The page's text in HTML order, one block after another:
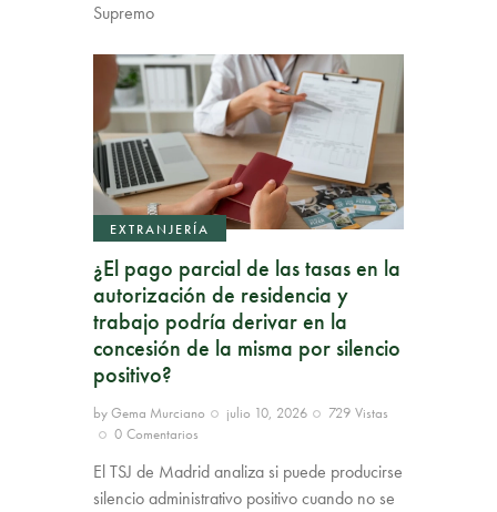
Supremo
EXTRANJERÍA
¿El pago parcial de las tasas en la
autorización de residencia y
trabajo podría derivar en la
concesión de la misma por silencio
positivo?
byGema Murciano julio 10, 2026 729 Vistas
0 Comentarios
El TSJ de Madrid analiza si puede producirse
silencio administrativo positivo cuando no se